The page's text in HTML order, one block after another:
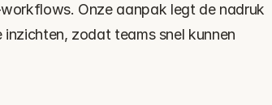
Onze aanpak legt de nadruk
zodat teams snel kunnen